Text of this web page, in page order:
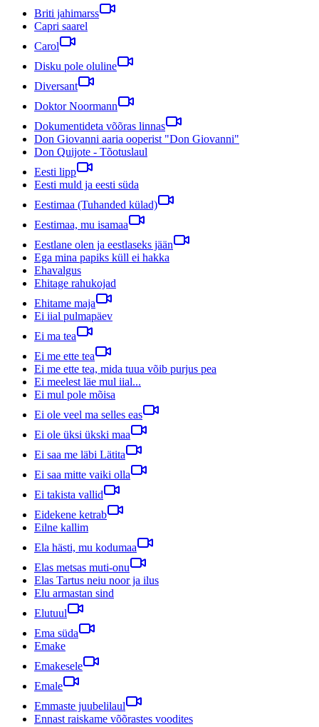
Briti jahimarss
Capri saarel
Carol
Disku pole oluline
Diversant
Doktor Noormann
Dokumentideta võõras linnas
Don Giovanni aaria ooperist "Don Giovanni"
Don Quijote - Tõotuslaul
Eesti lipp
Eesti muld ja eesti süda
Eestimaa (Tuhanded külad)
Eestimaa, mu isamaa
Eestlane olen ja eestlaseks jään
Ega mina papiks küll ei hakka
Ehavalgus
Ehitage rahukojad
Ehitame maja
Ei iial pulmapäev
Ei ma tea
Ei me ette tea
Ei me ette tea, mida tuua võib purjus pea
Ei meelest läe mul iial...
Ei mul pole mõisa
Ei ole veel ma selles eas
Ei ole üksi ükski maa
Ei saa me läbi Lätita
Ei saa mitte vaiki olla
Ei takista vallid
Eidekene ketrab
Eilne kallim
Ela hästi, mu kodumaa
Elas metsas muti-onu
Elas Tartus neiu noor ja ilus
Elu armastan sind
Elutuul
Ema süda
Emake
Emakesele
Emale
Emmaste juubelilaul
Ennast raiskame võõrastes voodites